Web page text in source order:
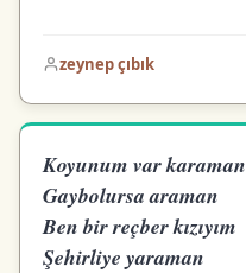
zeynep çıbık
Koyunum var karaman
Gaybolursa araman
Ben bir reçber kızıyım
Şehirliye yaraman